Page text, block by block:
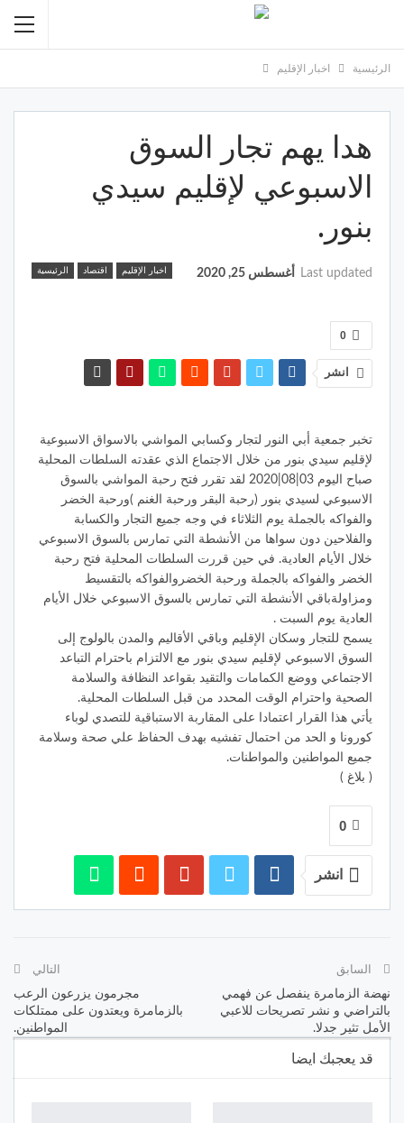
الرئيسية اخبار الإقليم
هدا يهم تجار السوق
الاسبوعي لإقليم سيدي
بنور.
اخبار الإقليم اقتصاد الرئيسية Last updated أغسطس 25, 2020
0
انشر
تخبر جمعية أبي النور لتجار وكسابي المواشي بالاسواق الاسبوعية
لإقليم سيدي بنور من خلال الاجتماع الذي عقدته السلطات المحلية
صباح اليوم 03|08|2020 لقد تقرر فتح رحبة المواشي بالسوق
الاسبوعي لسيدي بنور (رحبة البقر ورحبة الغنم )ورحبة الخضر
والفواكه بالجملة يوم الثلاثاء في وجه جميع التجار والكسابة
والفلاحين دون سواها من الأنشطة التي تمارس بالسوق الاسبوعي
خلال الأيام العادية. في حين قررت السلطات المحلية فتح رحبة
الخضر والفواكه بالجملة ورحبة الخضروالفواكه بالتقسيط
ومزاولةباقي الأنشطة التي تمارس بالسوق الاسبوعي خلال الأيام
العادية يوم السبت .
يسمح للتجار وسكان الإقليم وباقي الأقاليم والمدن بالولوج إلى
السوق الاسبوعي لإقليم سيدي بنور مع الالتزام باحترام التباعد
الاجتماعي ووضع الكمامات والتقيد بقواعد النظافة والسلامة
الصحية واحترام الوقت المحدد من قبل السلطات المحلية.
يأتي هذا القرار اعتمادا على المقاربة الاستباقية للتصدي لوباء
كورونا و الحد من احتمال تفشيه بهدف الحفاظ علي صحة وسلامة
جميع المواطنين والمواطنات.
( بلاغ )
0
انشر
السابق
نهضة الزمامرة ينفصل عن فهمي
بالتراضي و نشر تصريحات للاعبي
الأمل تثير جدلا.
التالي
مجرمون يزرعون الرعب
بالزمامرة ويعتدون على ممتلكات
المواطنين.
قد يعجبك ايضا